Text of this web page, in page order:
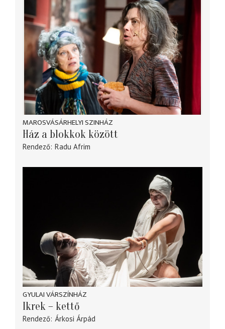
MAROSVÁSÁRHELYI SZINHÁZ
Ház a blokkok között
Rendező Radu Afrim
GYULAI VÁRSZÍNHÁZ
Ikrek – kettő
Rendező Árkosi Árpád